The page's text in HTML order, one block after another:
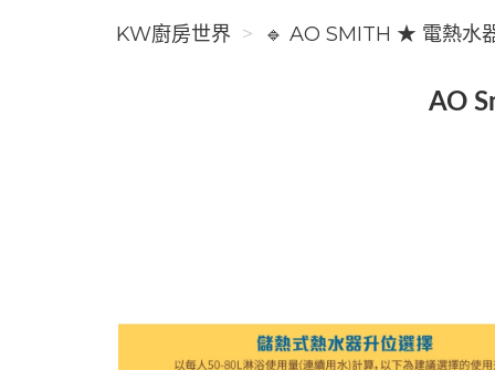
KW廚房世界 🔹 AO SMITH ★ 電熱水
AO